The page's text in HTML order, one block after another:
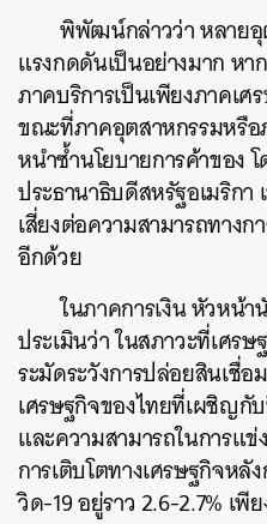
พิพัฒน์กล่าวว่า หลายอุ
แรงกดดันเป็นอย่างมาก ห
ภาคบริการเป็นเพียงภาคเศ
ขณะที่ภาคอุตสาหกรรมหรื
หนำซ้ำนโยบายการค้าของ
ประธานาธิบดีสหรัฐอเมริกา
เสี่ยงต่อความสามารถทาง
อีกด้วย
ในภาคการเงิน หัวหน้
ประเมินว่า ในสภาวะที่เศร
ระมัดระวังการปล่อยสินเชื่
เศรษฐกิจของไทยที่เผชิญกั
และความสามารถในการแ
การเติบโตทางเศรษฐกิจหลั
วิด-19 อยู่ราว 2.6-2.7% เพี